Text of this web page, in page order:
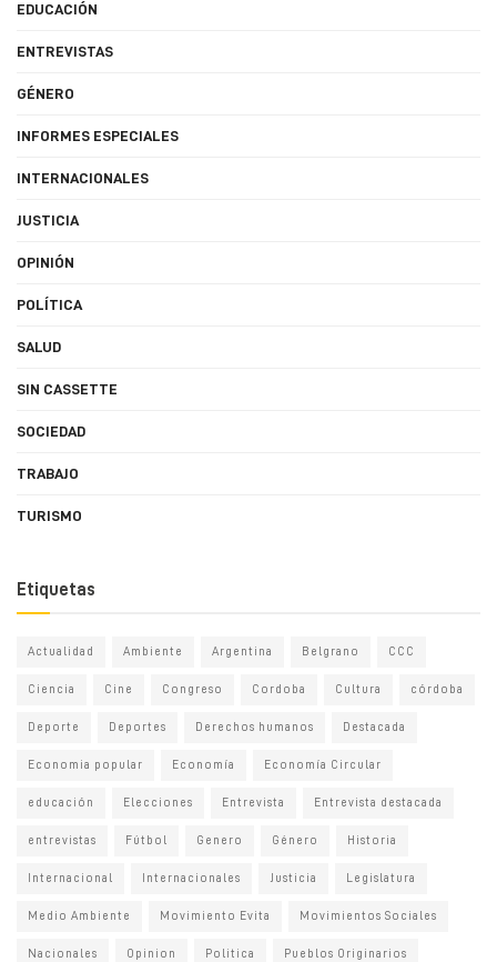
EDUCACIÓN
ENTREVISTAS
GÉNERO
INFORMES ESPECIALES
INTERNACIONALES
JUSTICIA
OPINIÓN
POLÍTICA
SALUD
SIN CASSETTE
SOCIEDAD
TRABAJO
TURISMO
Etiquetas
Actualidad Ambiente Argentina Belgrano CCC
Ciencia Cine Congreso Cordoba Cultura córdoba
Deporte Deportes Derechos humanos Destacada
Economia popular Economía Economía Circular
educación Elecciones Entrevista Entrevista destacada
entrevistas Fútbol Genero Género Historia
Internacional Internacionales Justicia Legislatura
Medio Ambiente Movimiento Evita Movimientos Sociales
Nacionales Opinion Politica Pueblos Originarios